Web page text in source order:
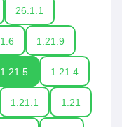
26.1.1
1.6 1.21.9
1.21.5 1.21.4
1.21.1 1.21